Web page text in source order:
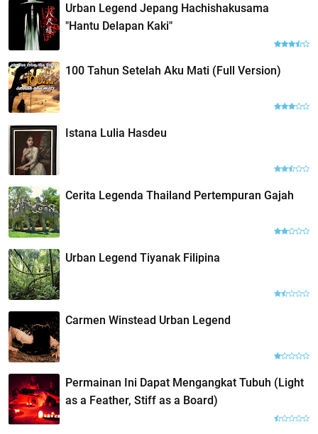
Urban Legend Jepang Hachishakusama
"Hantu Delapan Kaki"
100 Tahun Setelah Aku Mati (Full Version)
Istana Lulia Hasdeu
Cerita Legenda Thailand Pertempuran Gajah
Urban Legend Tiyanak Filipina
Carmen Winstead Urban Legend
Permainan Ini Dapat Mengangkat Tubuh (Light
as a Feather, Stiff as a Board)